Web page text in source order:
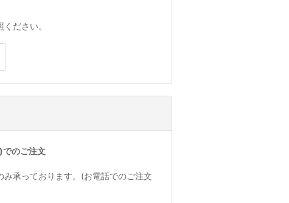
ださい。
でのご注文
み承っております。(お電話でのご注文